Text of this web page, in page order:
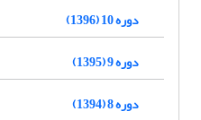
دوره 10 (1396)
دوره 9 (1395)
دوره 8 (1394)